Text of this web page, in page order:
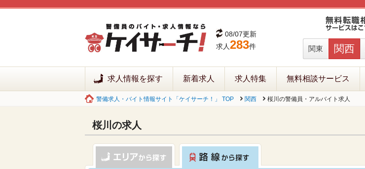
08/07更新
求人283件 関東 関西
求人情報を探す 新着求人 求人特集 無料相談サービス
警備求人・バイト情報サイト「ケイサーチ！」 TOP 関西 桜川の警備員・アルバイト求人
桜川の求人